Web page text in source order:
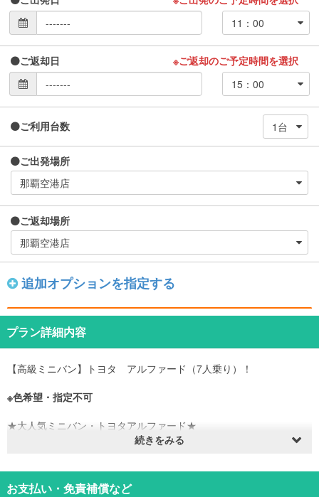
ご返却日 ※ご返却のご予定時間を選択
ご利用台数
ご出発場所
ご返却場所
追加オプションを指定する
プラン詳細内容
【高級ミニバン】トヨタ アルファード（7人乗り）！
※色希望・指定不可
★大人気ミニバン・トヨタアルファード★
待望のミニバンクラスがレンタルスタートです♪
な場面で活躍すること間違いなしなお車です！
シートアレンジ次第で荷物もたくさん積むことができますよ♪
続きをみる
お支払い・免責補償など